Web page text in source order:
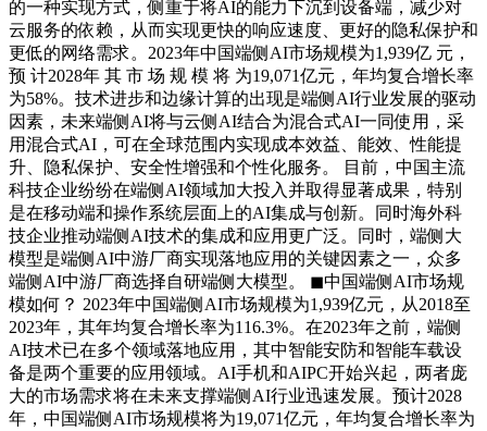
的一种实现方式，侧重于将AI的能力下沉到设备端，减少对
云服务的依赖，从而实现更快的响应速度、更好的隐私保护和
更低的网络需求。2023年中国端侧AI市场规模为1,939亿 元，
预 计2028年 其 市 场 规 模 将 为19,071亿元，年均复合增长率
为58%。技术进步和边缘计算的出现是端侧AI行业发展的驱动
因素，未来端侧AI将与云侧AI结合为混合式AI一同使用，采
用混合式AI，可在全球范围内实现成本效益、能效、性能提
升、隐私保护、安全性增强和个性化服务。 目前，中国主流
科技企业纷纷在端侧AI领域加大投入并取得显著成果，特别
是在移动端和操作系统层面上的AI集成与创新。同时海外科
技企业推动端侧AI技术的集成和应用更广泛。同时，端侧大
模型是端侧AI中游厂商实现落地应用的关键因素之一，众多
端侧AI中游厂商选择自研端侧大模型。 ◼中国端侧AI市场规
模如何？ 2023年中国端侧AI市场规模为1,939亿元，从2018至
2023年，其年均复合增长率为116.3%。在2023年之前，端侧
AI技术已在多个领域落地应用，其中智能安防和智能车载设
备是两个重要的应用领域。AI手机和AIPC开始兴起，两者庞
大的市场需求将在未来支撑端侧AI行业迅速发展。预计2028
年，中国端侧AI市场规模将为19,071亿元，年均复合增长率为